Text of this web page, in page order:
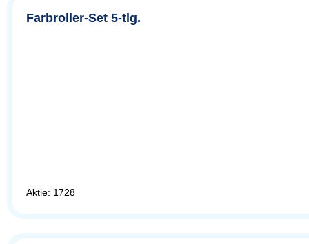
Farbroller-Set 5-tlg.
Aktie: 1728